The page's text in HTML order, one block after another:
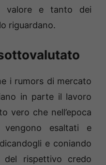
valore e tanto dei
riguardano.
i rumors di mercato
in parte il lavoro
vero che nell’epoca
esaltati e
e coniando
rispettivo credo